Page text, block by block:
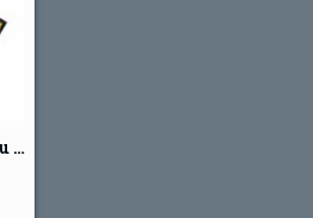
Drapel semirotund cu contur dublu